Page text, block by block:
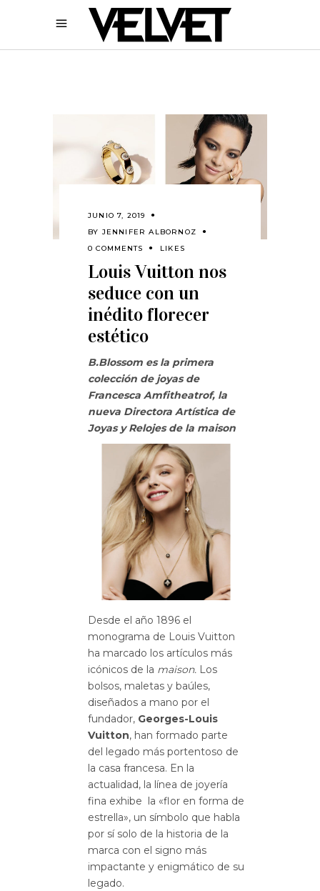
JUNIO 7, 2019
BY JENNIFER ALBORNOZ
0 COMMENTS
LIKES
Louis Vuitton nos
seduce con un
inédito florecer
estético
B.Blossom es la primera
colección de joyas de
Francesca Amfitheatrof, la
nueva Directora Artística de
Joyas y Relojes de la maison
Desde el año 1896 el
monograma de Louis Vuitton
ha marcado los artículos más
icónicos de la maison. Los
bolsos, maletas y baúles,
diseñados a mano por el
fundador, Georges-Louis
Vuitton, han formado parte
del legado más portentoso de
la casa francesa. En la
actualidad, la línea de joyería
fina exhibe
la «flor en forma de
estrella», un símbolo que habla
por sí solo de la historia de la
marca con el signo más
impactante y enigmático de su
legado.